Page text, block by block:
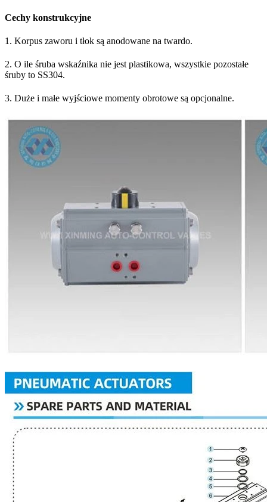
Cechy konstrukcyjne
1. Korpus zaworu i tłok są anodowane na twardo.
2. O ile śruba wskaźnika nie jest plastikowa, wszystkie pozostałe
śruby to SS304.
3. Duże i małe wyjściowe momenty obrotowe są opcjonalne.